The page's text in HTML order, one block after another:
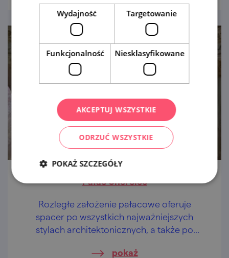
Pałac Uherčice
Rozległe założenie pałacowe oferuje
spacer po wszystkich najważniejszych
stylach architektonicznych, a także po
pokaż
Wydajność Targetowanie
Funkcjonalność Niesklasyfikowane
AKCEPTUJ WSZYSTKIE
ODRZUĆ WSZYSTKIE
POKAŻ SZCZEGÓŁY